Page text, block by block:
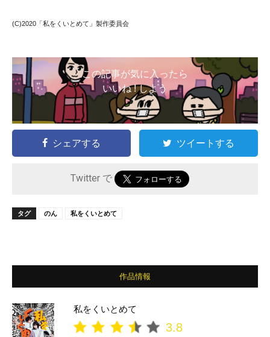
(C)2020「私をくいとめて」製作委員会
この記事が気に入ったら
いいね ! しよう
シェアする ツイートする
Twitter で
タグ のん 私をくいとめて
作品情報
私をくいとめて
3.8